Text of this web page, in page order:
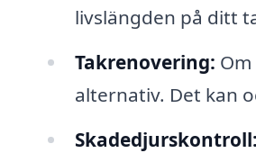
livslängden på ditt
Takrenovering:
alternativ. Det kan
Skadedjurskontroll: